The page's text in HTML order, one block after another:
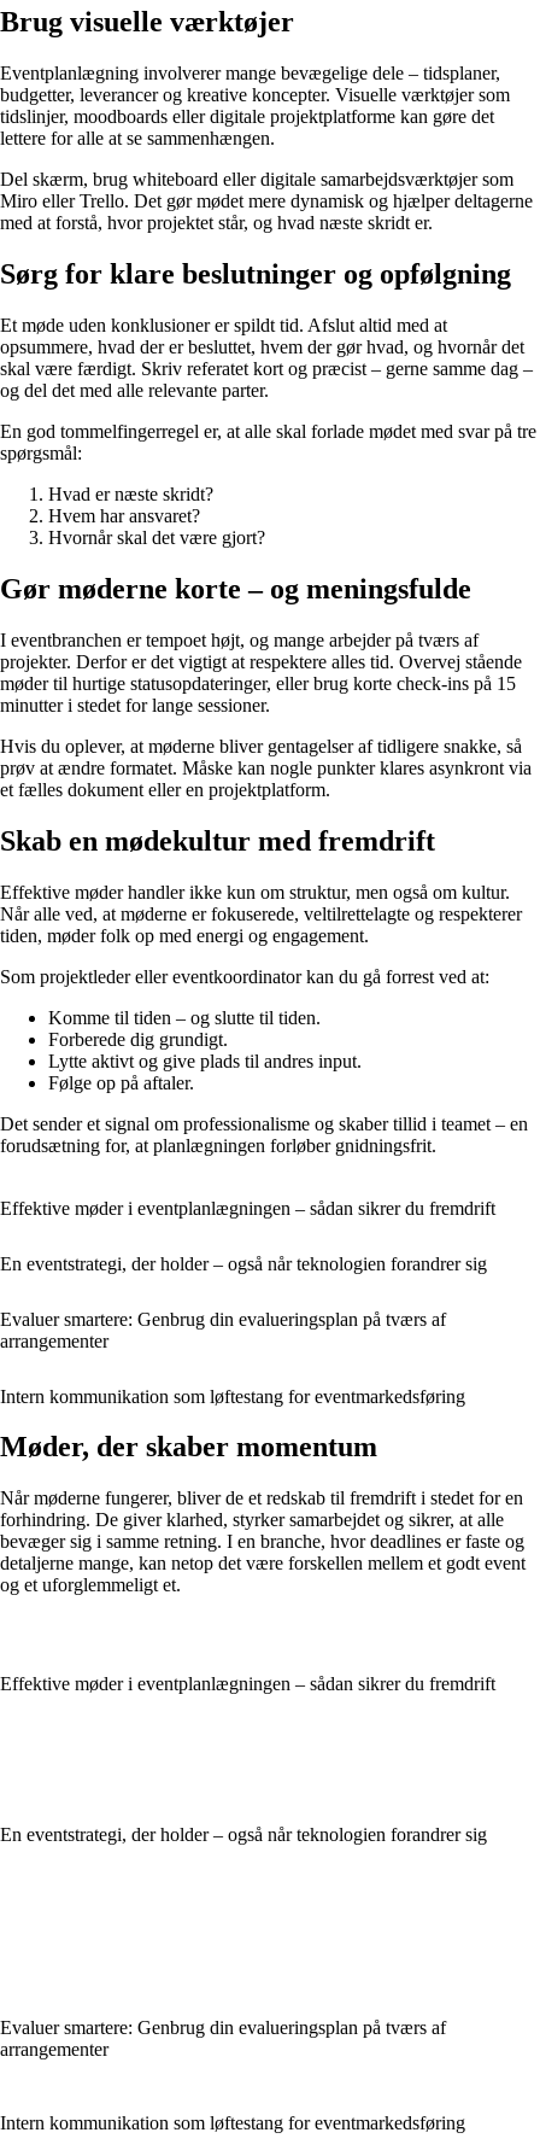
Brug visuelle værktøjer
Eventplanlægning involverer mange bevægelige dele – tidsplaner,
budgetter, leverancer og kreative koncepter. Visuelle værktøjer som
tidslinjer, moodboards eller digitale projektplatforme kan gøre det
lettere for alle at se sammenhængen.
Del skærm, brug whiteboard eller digitale samarbejdsværktøjer som
Miro eller Trello. Det gør mødet mere dynamisk og hjælper deltagerne
med at forstå, hvor projektet står, og hvad næste skridt er.
Sørg for klare beslutninger og opfølgning
Et møde uden konklusioner er spildt tid. Afslut altid med at
opsummere, hvad der er besluttet, hvem der gør hvad, og hvornår det
skal være færdigt. Skriv referatet kort og præcist – gerne samme dag –
og del det med alle relevante parter.
En god tommelfingerregel er, at alle skal forlade mødet med svar på tre
spørgsmål:
Hvad er næste skridt?
Hvem har ansvaret?
Hvornår skal det være gjort?
Gør møderne korte – og meningsfulde
I eventbranchen er tempoet højt, og mange arbejder på tværs af
projekter. Derfor er det vigtigt at respektere alles tid. Overvej stående
møder til hurtige statusopdateringer, eller brug korte check-ins på 15
minutter i stedet for lange sessioner.
Hvis du oplever, at møderne bliver gentagelser af tidligere snakke, så
prøv at ændre formatet. Måske kan nogle punkter klares asynkront via
et fælles dokument eller en projektplatform.
Skab en mødekultur med fremdrift
Effektive møder handler ikke kun om struktur, men også om kultur.
Når alle ved, at møderne er fokuserede, veltilrettelagte og respekterer
tiden, møder folk op med energi og engagement.
Som projektleder eller eventkoordinator kan du gå forrest ved at:
Komme til tiden – og slutte til tiden.
Forberede dig grundigt.
Lytte aktivt og give plads til andres input.
Følge op på aftaler.
Det sender et signal om professionalisme og skaber tillid i teamet – en
forudsætning for, at planlægningen forløber gnidningsfrit.
Effektive møder i eventplanlægningen – sådan sikrer du fremdrift
En eventstrategi, der holder – også når teknologien forandrer sig
Evaluer smartere: Genbrug din evalueringsplan på tværs af
arrangementer
Intern kommunikation som løftestang for eventmarkedsføring
Møder, der skaber momentum
Når møderne fungerer, bliver de et redskab til fremdrift i stedet for en
forhindring. De giver klarhed, styrker samarbejdet og sikrer, at alle
bevæger sig i samme retning. I en branche, hvor deadlines er faste og
detaljerne mange, kan netop det være forskellen mellem et godt event
og et uforglemmeligt et.
Effektive møder i eventplanlægningen – sådan sikrer du fremdrift
En eventstrategi, der holder – også når teknologien forandrer sig
Evaluer smartere: Genbrug din evalueringsplan på tværs af
arrangementer
Intern kommunikation som løftestang for eventmarkedsføring